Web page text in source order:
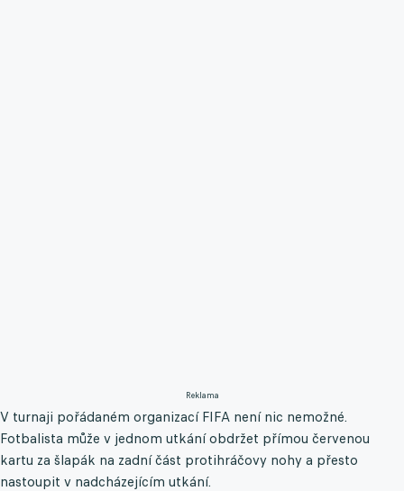
Reklama
V turnaji pořádaném organizací FIFA není nic nemožné.
Fotbalista může v jednom utkání obdržet přímou červenou
kartu za šlapák na zadní část protihráčovy nohy a přesto
nastoupit v nadcházejícím utkání.